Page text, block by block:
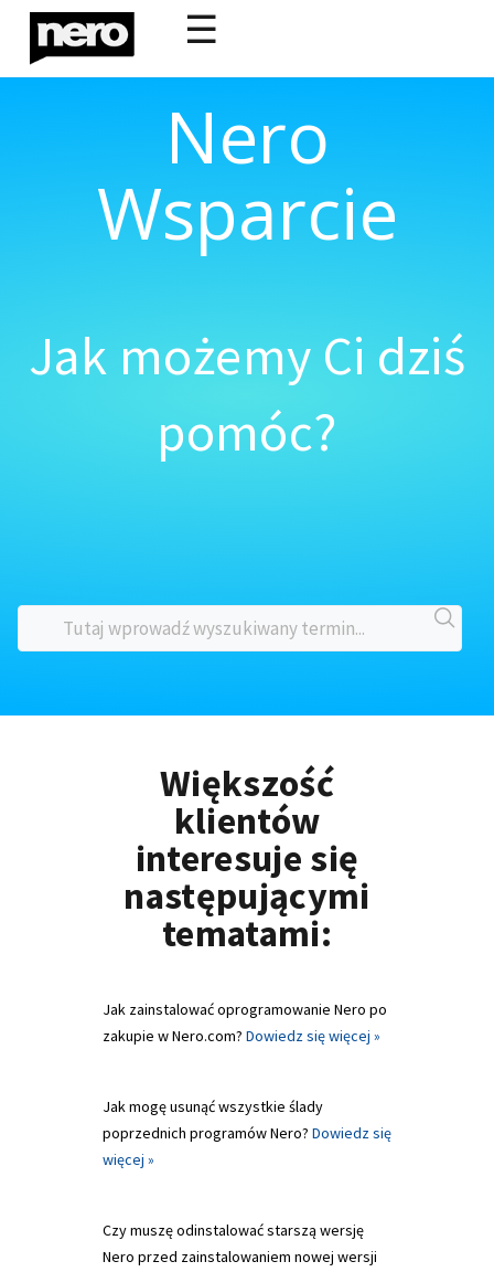
☰
Nero
Wsparcie
Jak możemy Ci dziś
pomóc?
Większość
klientów
interesuje się
następującymi
tematami:
Jak zainstalować oprogramowanie Nero po
zakupie w Nero.com? Dowiedz się więcej »
Jak mogę usunąć wszystkie ślady
poprzednich programów Nero? Dowiedz się
więcej »
Czy muszę odinstalować starszą wersję
Nero przed zainstalowaniem nowej wersji